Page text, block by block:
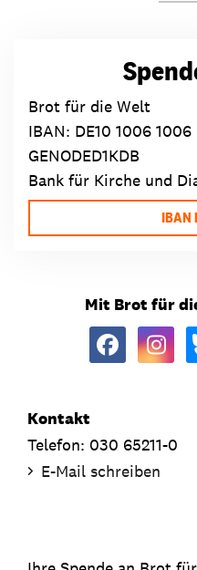
Brot für die Welt
IBAN: DE10 1006
GENODED1KDB
Bank für Kirche und
IBAN
Mit Brot für
Kontakt
Telefon: 030 65211-0
E-Mail schreiben